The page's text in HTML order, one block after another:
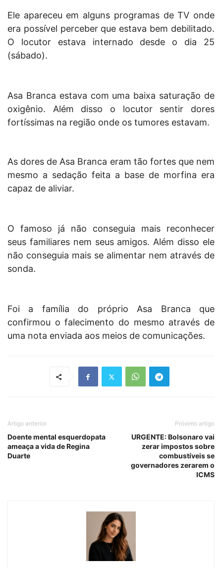
Ele apareceu em alguns programas de TV onde
era possível perceber que estava bem debilitado.
O locutor estava internado desde o dia 25
(sábado).
Asa Branca estava com uma baixa saturação de
oxigênio. Além disso o locutor sentir dores
fortíssimas na região onde os tumores estavam.
As dores de Asa Branca eram tão fortes que nem
mesmo a sedação feita a base de morfina era
capaz de aliviar.
O famoso já não conseguia mais reconhecer
seus familiares nem seus amigos. Além disso ele
não conseguia mais se alimentar nem através de
sonda.
Foi a família do próprio Asa Branca que
confirmou o falecimento do mesmo através de
uma nota enviada aos meios de comunicações.
Artigo anterior
Doente mental esquerdopata
ameaça a vida de Regina
Duarte
Próximo artigo
URGENTE: Bolsonaro vai
zerar impostos sobre
combustíveis se
governadores zerarem o
ICMS